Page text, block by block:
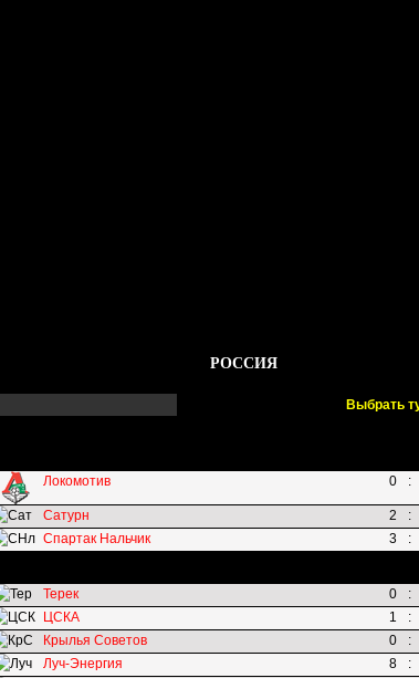
РОССИЯ
Выбрать
Локомотив 0 :
Сатурн 2 :
Спартак Нальчик 3 :
Терек 0 :
ЦСКА 1 :
Крылья Советов 0 :
Луч-Энергия 8 :